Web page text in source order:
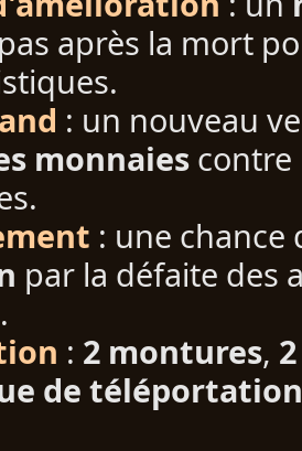
après la mort
: un nouveau
monnaies contre
: une
par la défaite des
: 2 montures,
de téléportation